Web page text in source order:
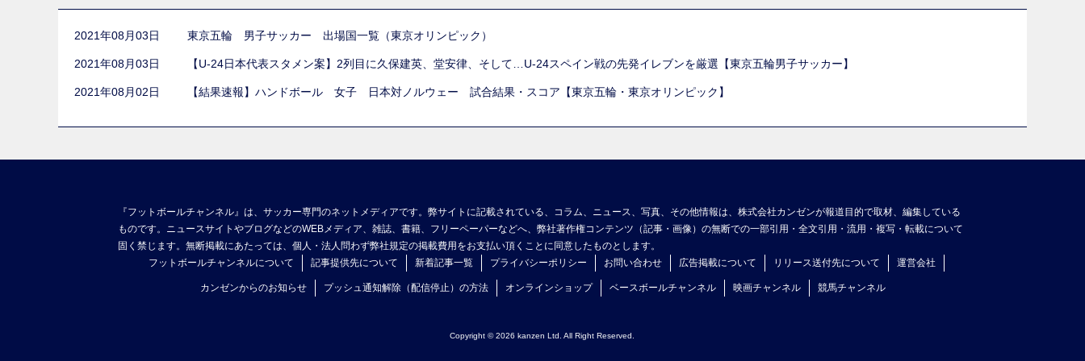
2021年08月03日 東京五輪 男子サッカー 出場国一覧（東京オリンピック）
2021年08月03日 【U-24日本代表スタメン案】2列目に久保建英、堂安律、そして…U-24スペイン戦の先発イレブンを厳選【東京五輪男子サッカー】
2021年08月02日 【結果速報】ハンドボール 女子 日本対ノルウェー 試合結果・スコア【東京五輪・東京オリンピック】
『フットボールチャンネル』は、サッカー専門のネットメディアです。弊サイトに記載されている、コラム、ニュース、写真、その他情報は、株式会社カンゼンが報道目的で取材、編集している
ものです。ニュースサイトやブログなどのWEBメディア、雑誌、書籍、フリーペーパーなどへ、弊社著作権コンテンツ（記事・画像）の無断での一部引用・全文引用・流用・複写・転載について
固く禁じます。無断掲載にあたっては、個人・法人問わず弊社規定の掲載費用をお支払い頂くことに同意したものとします。
フットボールチャンネルについて
記事提供先について 新着記事一覧 プライバシーポリシー お問い合わせ 広告掲載について リリース送付先について 運営会社
カンゼンからのお知らせ プッシュ通知解除（配信停止）の方法 オンラインショップ ベースボールチャンネル 映画チャンネル 競馬チャンネル
Copyright © 2026 kanzen Ltd. All Right Reserved.